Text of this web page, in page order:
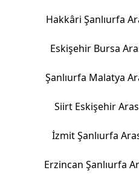
Hakkâri Şanlıurfa
Eskişehir Bursa
Şanlıurfa Malatya
Siirt Eskişehir
İzmit Şanlıurfa
Erzincan Şanlıurfa